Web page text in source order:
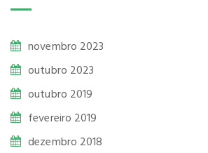
novembro 2023
outubro 2023
outubro 2019
fevereiro 2019
dezembro 2018